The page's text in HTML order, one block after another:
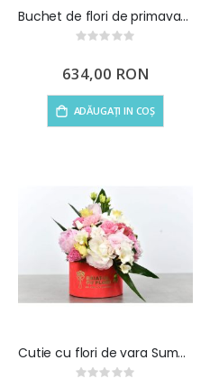
Buchet de flori de primavara Touch of Spring
Rating:
634,00 RON
ADĂUGAȚI IN COȘ
Cutie cu flori de vara Summer in a Box
Rating: